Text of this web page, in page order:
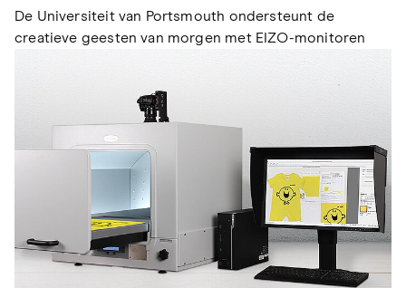
De Universiteit van Portsmouth ondersteunt de
creatieve geesten van morgen met EIZO-monitoren